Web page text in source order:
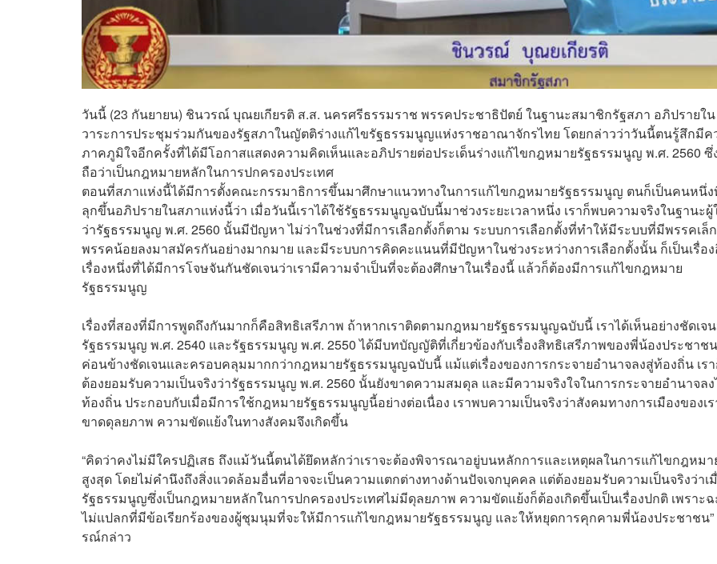
วันนี้ (23 กันยายน) ชินวรณ์ บุณยเกียรติ ส.ส. นครศรีธรรมราช พรรคประชาธิปัตย์ ในฐานะสมาชิกรัฐสภา อภิปรายใน
วาระการประชุมร่วมกันของรัฐสภาในญัตติร่างแก้ไขรัฐธรรมนูญแห่งราชอาณาจักรไทย โดยกล่าวว่าวันนี้ตนรู้สึกมีค
ภาคภูมิใจอีกครั้งที่ได้มีโอกาสแสดงความคิดเห็นและอภิปรายต่อประเด็นร่างแก้ไขกฎหมายรัฐธรรมนูญ พ.ศ. 2560 ซึ่
ถือว่าเป็นกฎหมายหลักในการปกครองประเทศ
ตอนที่สภาแห่งนี้ได้มีการตั้งคณะกรรมาธิการขึ้นมาศึกษาแนวทางในการแก้ไขกฎหมายรัฐธรรมนูญ ตนก็เป็นคนหนึ่ง
ลุกขึ้นอภิปรายในสภาแห่งนี้ว่า เมื่อวันนี้เราได้ใช้รัฐธรรมนูญฉบับนี้มาช่วงระยะเวลาหนึ่ง เราก็พบความจริงในฐานะผู้
ว่ารัฐธรรมนูญ พ.ศ. 2560 นั้นมีปัญหา ไม่ว่าในช่วงที่มีการเลือกตั้งก็ตาม ระบบการเลือกตั้งที่ทำให้มีระบบที่มีพรรคเล็ก
พรรคน้อยลงมาสมัครกันอย่างมากมาย และมีระบบการคิดคะแนนที่มีปัญหาในช่วงระหว่างการเลือกตั้งนั้น ก็เป็นเรื่อ
เรื่องหนึ่งที่ได้มีการโจษจันกันชัดเจนว่าเรามีความจำเป็นที่จะต้องศึกษาในเรื่องนี้ แล้วก็ต้องมีการแก้ไขกฎหมาย
รัฐธรรมนูญ
เรื่องที่สองที่มีการพูดถึงกันมากก็คือสิทธิเสรีภาพ ถ้าหากเราติดตามกฎหมายรัฐธรรมนูญฉบับนี้ เราได้เห็นอย่างชัดเจ
รัฐธรรมนูญ พ.ศ. 2540 และรัฐธรรมนูญ พ.ศ. 2550 ได้มีบทบัญญัติที่เกี่ยวข้องกับเรื่องสิทธิเสรีภาพของพี่น้องประชาชน
ค่อนข้างชัดเจนและครอบคลุมมากกว่ากฎหมายรัฐธรรมนูญฉบับนี้ แม้แต่เรื่องของการกระจายอำนาจลงสู่ท้องถิ่น เร
ต้องยอมรับความเป็นจริงว่ารัฐธรรมนูญ พ.ศ. 2560 นั้นยังขาดความสมดุล และมีความจริงใจในการกระจายอำนาจล
ท้องถิ่น ประกอบกับเมื่อมีการใช้กฎหมายรัฐธรรมนูญนี้อย่างต่อเนื่อง เราพบความเป็นจริงว่าสังคมทางการเมืองของเ
ขาดดุลยภาพ ความขัดแย้งในทางสังคมจึงเกิดขึ้น
“คิดว่าคงไม่มีใครปฏิเสธ ถึงแม้วันนี้ตนได้ยึดหลักว่าเราจะต้องพิจารณาอยู่บนหลักการและเหตุผลในการแก้ไขกฎหมา
สูงสุด โดยไม่คำนึงถึงสิ่งแวดล้อมอื่นที่อาจจะเป็นความแตกต่างทางด้านปัจเจกบุคคล แต่ต้องยอมรับความเป็นจริงว่าเ
รัฐธรรมนูญซึ่งเป็นกฎหมายหลักในการปกครองประเทศไม่มีดุลยภาพ ความขัดแย้งก็ต้องเกิดขึ้นเป็นเรื่องปกติ เพราะ
ไม่แปลกที่มีข้อเรียกร้องของผู้ชุมนุมที่จะให้มีการแก้ไขกฎหมายรัฐธรรมนูญ และให้หยุดการคุกคามพี่น้องประชาชน
รณ์กล่าว